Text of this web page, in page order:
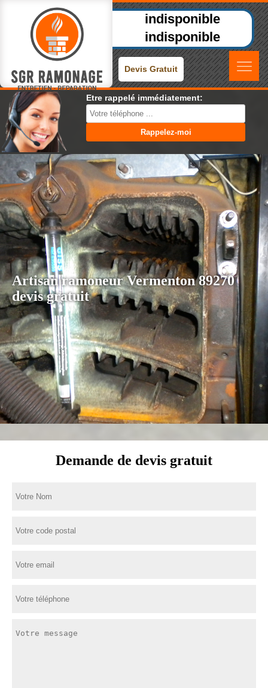
indisponible
indisponible
Devis Gratuit
Etre rappelé immédiatement:
Artisan ramoneur Vermenton 89270
devis gratuit
Demande de devis gratuit